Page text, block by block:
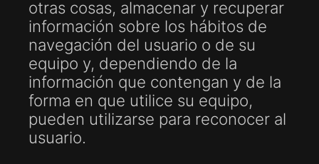
otras cosas, almacenar y recuperar
información sobre los hábitos de
navegación del usuario o de su
equipo y, dependiendo de la
información que contengan y de la
forma en que utilice su equipo,
pueden utilizarse para reconocer al
usuario.